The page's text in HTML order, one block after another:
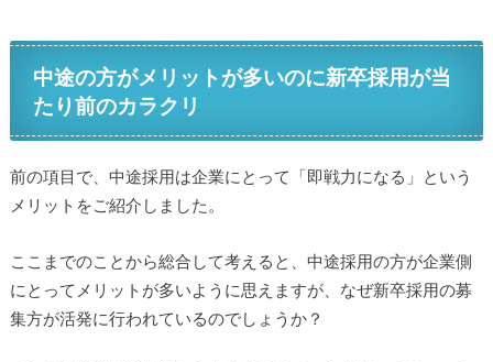
中途の方がメリットが多いのに新卒採用が当
たり前のカラクリ
前の項目で、中途採用は企業にとって「即戦力になる」という
メリットをご紹介しました。
ここまでのことから総合して考えると、中途採用の方が企業側
にとってメリットが多いように思えますが、なぜ新卒採用の募
集方が活発に行われているのでしょうか？